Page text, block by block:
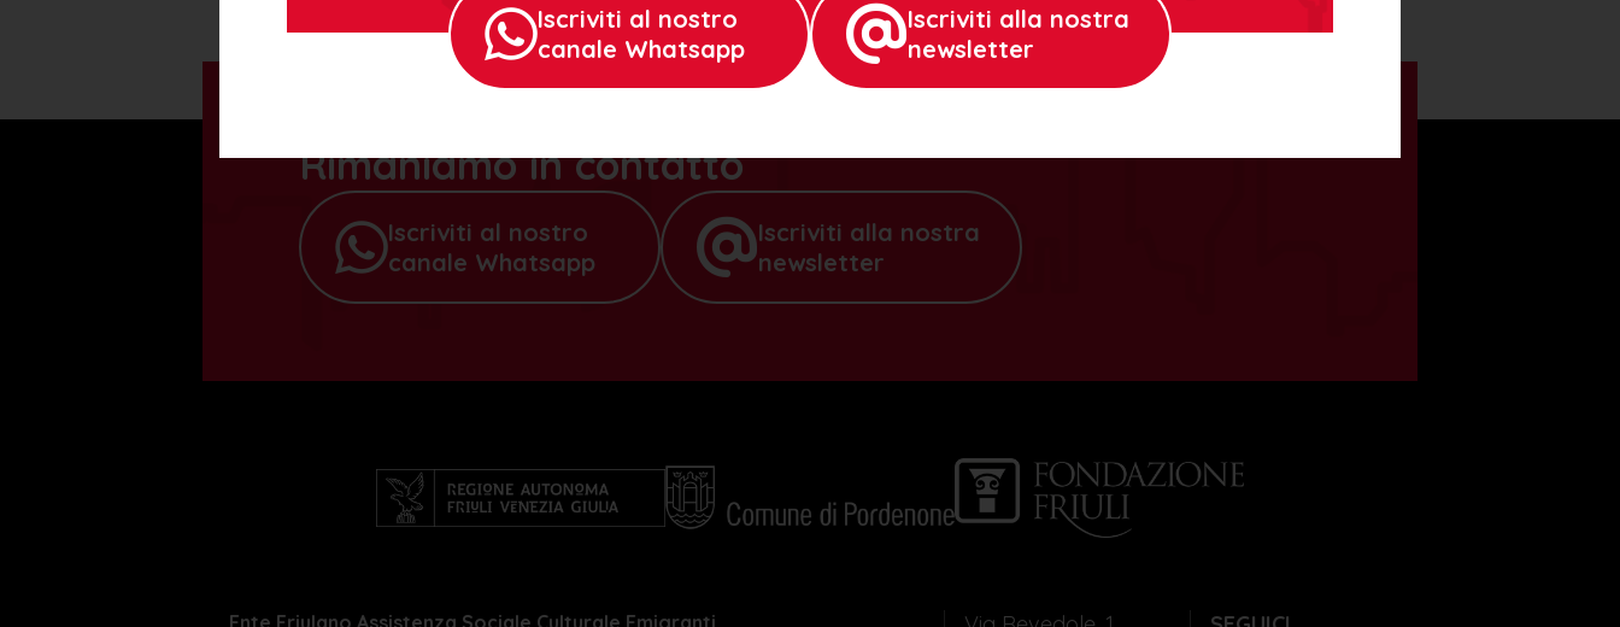
Rimaniamo in contatto
Iscriviti al nostro
canale Whatsapp
Iscriviti alla nostra
newsletter
Iscriviti al nostro
canale Whatsapp
Iscriviti alla nostra
newsletter